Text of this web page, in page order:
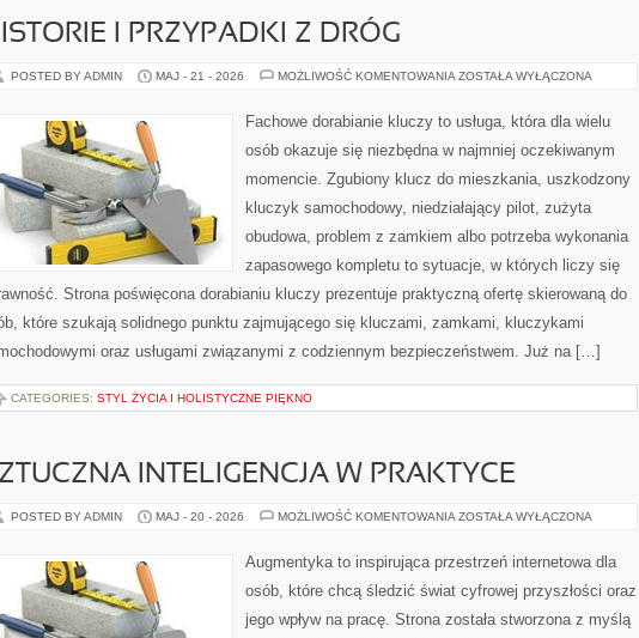
I PRZYPADKI Z DRÓG
POSTED BY ADMIN MAJ - 21 - 2026 MOŻLIWOŚĆ KOMENTOWANIA HISTORIE
DRÓG
ZOSTAŁA WYŁĄCZONA
Fachowe dorabianie kluczy to usługa, która dla wielu
osób okazuje się niezbędna w najmniej oczekiwanym
momencie. Zgubiony klucz do mieszkania, uszkodzony
kluczyk samochodowy, niedziałający pilot, zużyta
obudowa, problem z zamkiem albo potrzeba wykonania
zapasowego kompletu to sytuacje, w których liczy się
Strona poświęcona dorabianiu kluczy prezentuje praktyczną ofertę skierowaną do
które szukają solidnego punktu zajmującego się kluczami, zamkami, kluczykami
oraz usługami związanymi z codziennym bezpieczeństwem. Już na […]
CATEGORIES: STYL ŻYCIA I HOLISTYCZNE PIĘKNO
INTELIGENCJA W PRAKTYCE
POSTED BY ADMIN MAJ - 20 - 2026 MOŻLIWOŚĆ KOMENTOWANIA SZTUCZNA
PRAKTYCE
ZOSTAŁA WYŁĄCZONA
Augmentyka to inspirująca przestrzeń internetowa dla
osób, które chcą śledzić świat cyfrowej przyszłości oraz
jego wpływ na pracę. Strona została stworzona z myślą